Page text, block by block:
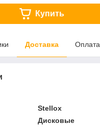
Купить
Доставка Оплата
Stellox
Дисковые